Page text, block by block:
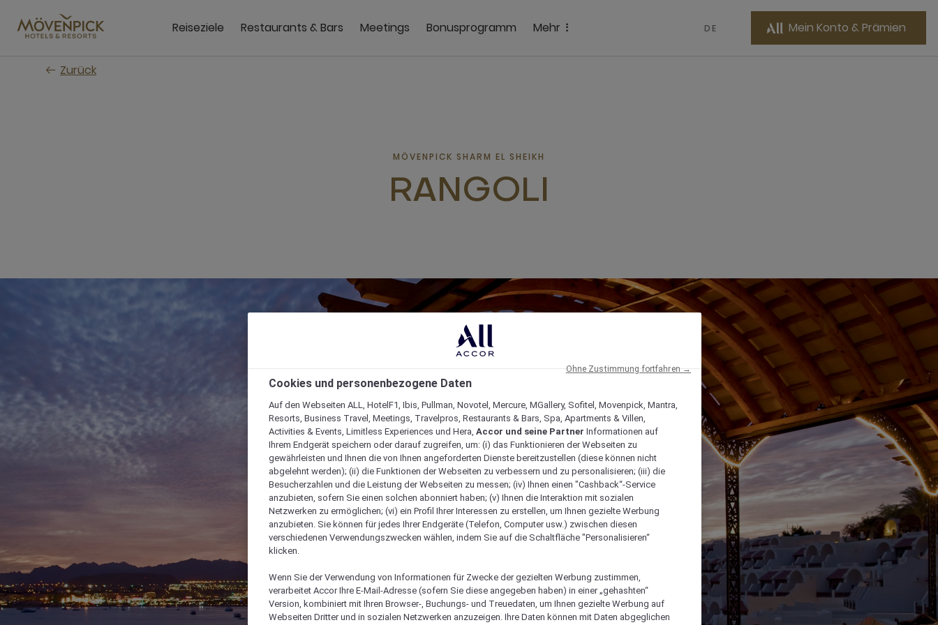
Hauptinhalt
wechseln
Reiseziele Restaurants & Bars Meetings Bonusprogramm Mehr DE Mein Konto & Prämien
Zurück
MÖVENPICK SHARM EL SHEIKH
RANGOLI
Menü Tisch reservieren
Cookies und personenbezogene Daten
Auf den Webseiten ALL, HotelF1, Ibis, Pullman, Novotel, Mercure, MGallery, Sofitel, Movenpick, Mantra,
Resorts, Business Travel, Meetings, Travelpros, Restaurants & Bars, Spa, Apartments & Villen,
Activities & Events, Limitless Experiences und Hera, Accor und seine Partner Informationen auf
Ihrem Endgerät speichern oder darauf zugreifen, um: (i) das Funktionieren der Webseiten zu
gewährleisten und Ihnen die von Ihnen angeforderten Dienste bereitzustellen (diese können nicht
abgelehnt werden); (ii) die Funktionen der Webseiten zu verbessern und zu personalisieren; (iii) die
Besucherzahlen und die Leistung der Webseiten zu messen; (iv) Ihnen einen "Cashback“-Service
anzubieten, sofern Sie einen solchen abonniert haben; (v) Ihnen die Interaktion mit sozialen
Netzwerken zu ermöglichen; (vi) ein Profil Ihrer Interessen zu erstellen, um Ihnen gezielte Werbung
anzubieten. Sie können für jedes Ihrer Endgeräte (Telefon, Computer usw.) zwischen diesen
verschiedenen Verwendungszwecken wählen, indem Sie auf die Schaltfläche "Personalisieren“
klicken.
Wenn Sie der Verwendung von Informationen für Zwecke der gezielten Werbung zustimmen,
verarbeitet Accor Ihre E-Mail-Adresse (sofern Sie diese angegeben haben) in einer „gehashten“
Version, kombiniert mit Ihren Browser-, Buchungs- und Treuedaten, um Ihnen gezielte Werbung auf
Webseiten Dritter und in sozialen Netzwerken anzuzeigen. Ihre Daten können mit Daten abgeglichen
Ohne Zustimmung fortfahren →